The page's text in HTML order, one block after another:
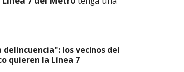
los vecinos del
quieren la Línea 7